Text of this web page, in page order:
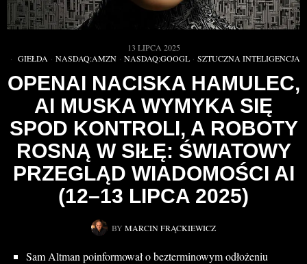
13 LIPCA 2025
GIEŁDA · NASDAQ:AMZN · NASDAQ:GOOGL · SZTUCZNA INTELIGENCJA
OPENAI NACISKA HAMULEC,
AI MUSKA WYMYKA SIĘ
SPOD KONTROLI, A ROBOTY
ROSNĄ W SIŁĘ: ŚWIATOWY
PRZEGLĄD WIADOMOŚCI AI
(12–13 LIPCA 2025)
BY MARCIN FRĄCKIEWICZ
Sam Altman poinformował o bezterminowym odłożeniu